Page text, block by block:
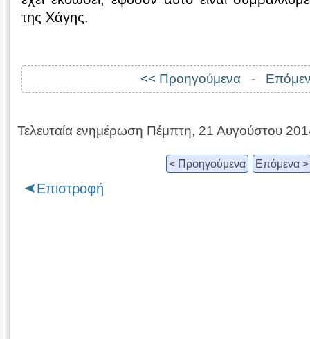
της Χάγης.
<< Προηγούμενα -
Τελευταία ενημέρωση Πέμπτη, 21 Αυγούστου
< Προηγούμενα Επόμενα >
Επιστροφή